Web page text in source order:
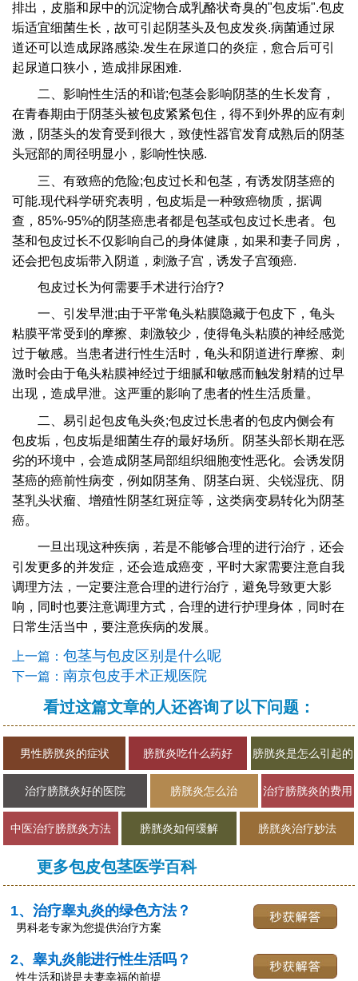
排出，皮脂和尿中的沉淀物合成乳酪状奇臭的"包皮垢".包皮
垢适宜细菌生长，故可引起阴茎头及包皮发炎.病菌通过尿
道还可以造成尿路感染.发生在尿道口的炎症，愈合后可引
起尿道口狭小，造成排尿困难.
二、影响性生活的和谐;包茎会影响阴茎的生长发育，
在青春期由于阴茎头被包皮紧紧包住，得不到外界的应有刺
激，阴茎头的发育受到很大，致使性器官发育成熟后的阴茎
头冠部的周径明显小，影响性快感.
三、有致癌的危险;包皮过长和包茎，有诱发阴茎癌的
可能.现代科学研究表明，包皮垢是一种致癌物质，据调
查，85%-95%的阴茎癌患者都是包茎或包皮过长患者。包
茎和包皮过长不仅影响自己的身体健康，如果和妻子同房，
还会把包皮垢带入阴道，刺激子宫，诱发子宫颈癌.
包皮过长为何需要手术进行治疗?
一、引发早泄;由于平常龟头粘膜隐藏于包皮下，龟头
粘膜平常受到的摩擦、刺激较少，使得龟头粘膜的神经感觉
过于敏感。当患者进行性生活时，龟头和阴道进行摩擦、刺
激时会由于龟头粘膜神经过于细腻和敏感而触发射精的过早
出现，造成早泄。这严重的影响了患者的性生活质量。
二、易引起包皮龟头炎;包皮过长患者的包皮内侧会有
包皮垢，包皮垢是细菌生存的最好场所。阴茎头部长期在恶
劣的环境中，会造成阴茎局部组织细胞变性恶化。会诱发阴
茎癌的癌前性病变，例如阴茎角、阴茎白斑、尖锐湿疣、阴
茎乳头状瘤、增殖性阴茎红斑症等，这类病变易转化为阴茎
癌。
一旦出现这种疾病，若是不能够合理的进行治疗，还会
引发更多的并发症，还会造成癌变，平时大家需要注意自我
调理方法，一定要注意合理的进行治疗，避免导致更大影
响，同时也要注意调理方式，合理的进行护理身体，同时在
日常生活当中，要注意疾病的发展。
上一篇：包茎与包皮区别是什么呢
下一篇： 南京包皮手术正规医院
看过这篇文章的人还咨询了以下问题：
男性膀胱炎的症状 膀胱炎吃什么药好 膀胱炎是怎么引起的
治疗膀胱炎好的医院 膀胱炎怎么治 治疗膀胱炎的费用
中医治疗膀胱炎方法 膀胱炎如何缓解 膀胱炎治疗妙法
更多包皮包茎医学百科
1、治疗睾丸炎的绿色方法？
男科老专家为您提供治疗方案
2、睾丸炎能进行性生活吗？
性生活和谐是夫妻幸福的前提